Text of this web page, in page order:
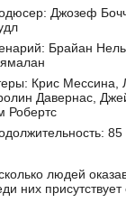
Джозеф
Брайан
Крис
Давернас,
Робертс
людей
них